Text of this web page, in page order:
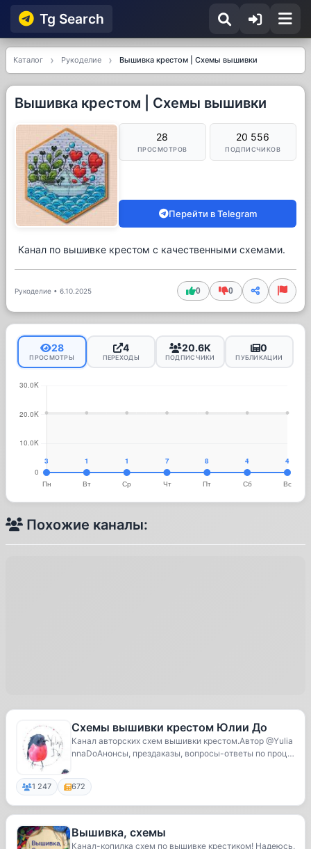
Tg Searсh
Каталог Рукоделие Вышивка крестом | Схемы вышивки
Вышивка крестом | Схемы вышивки
28
ПРОСМОТРОВ
20 556
ПОДПИСЧИКОВ
Перейти в Telegram
Канал по вышивке крестом с качественными схемами.
Рукоделие • 6.10.2025 0 0
28
ПРОСМОТРЫ
4
ПЕРЕХОДЫ
20.6K
ПОДПИСЧИКИ
0
ПУБЛИКАЦИИ
Похожие каналы:
Схемы вышивки крестом Юлии До
Канал авторских схем вышивки крестом.Автор @Yulia
nnaDoАнонсы, прездаказы, вопросы-ответы по проц
1 247 672
Вышивка, схемы
Канал-копилка схем по вышивке крестиком! Надеюсь,